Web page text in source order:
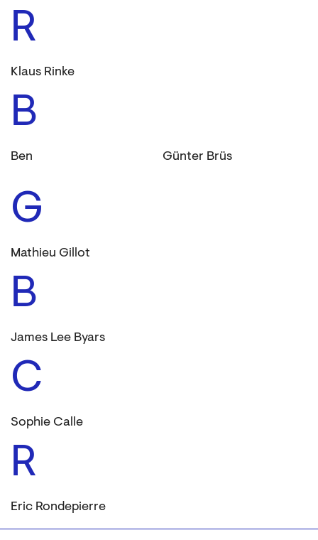
R
Klaus Rinke
B
Ben Günter Brüs
G
Mathieu Gillot
B
James Lee Byars
C
Sophie Calle
R
Eric Rondepierre